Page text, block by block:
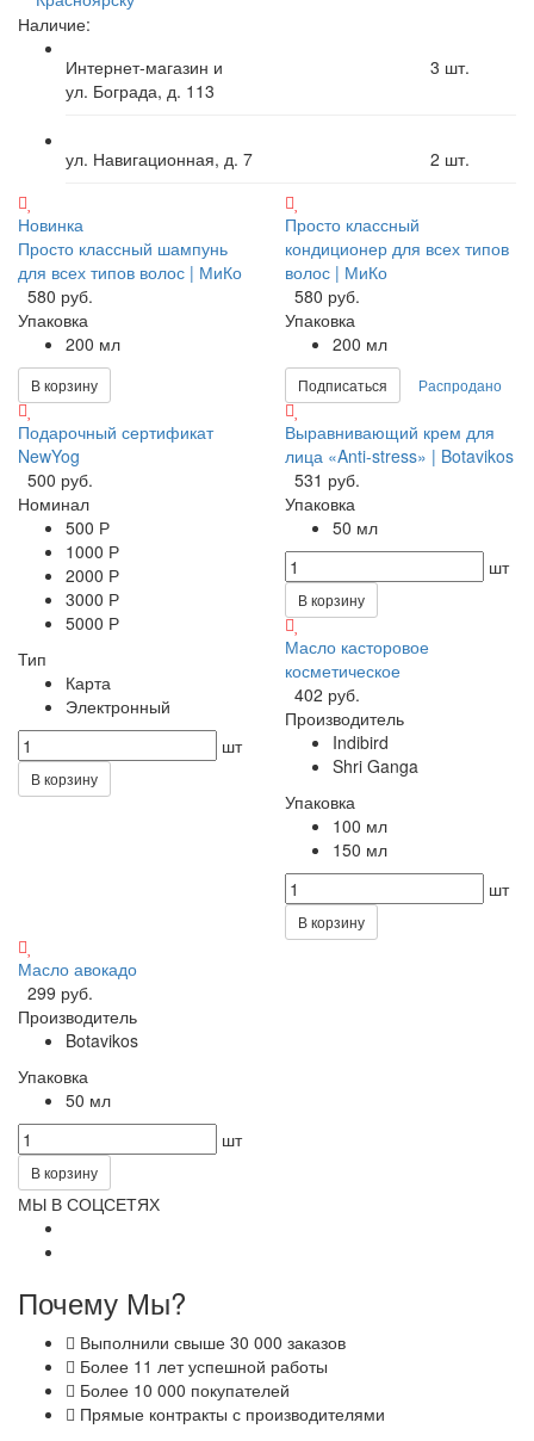
Наличие:
Интернет-магазин и
ул. Бограда, д. 113
3 шт.
ул. Навигационная, д. 7 2 шт.
Новинка
Просто классный шампунь
для всех типов волос | МиКо
580 руб.
Упаковка
200 мл
В корзину
Просто классный
кондиционер для всех типов
волос | МиКо
580 руб.
Упаковка
200 мл
Подписаться Распродано
Подарочный сертификат
NewYog
500 руб.
Номинал
500 Р
1000 Р
2000 Р
3000 Р
5000 Р
Тип
Карта
Электронный
шт
В корзину
Выравнивающий крем для
лица «Anti-stress» | Botavikos
531 руб.
Упаковка
50 мл
шт
В корзину
Масло касторовое
косметическое
402 руб.
Производитель
Indibird
Shri Ganga
Упаковка
100 мл
150 мл
шт
В корзину
Масло авокадо
299 руб.
Производитель
Botavikos
Упаковка
50 мл
шт
В корзину
МЫ В СОЦСЕТЯХ
Почему Мы?
Выполнили свыше 30 000 заказов
Более 11 лет успешной работы
Более 10 000 покупателей
Прямые контракты с производителями